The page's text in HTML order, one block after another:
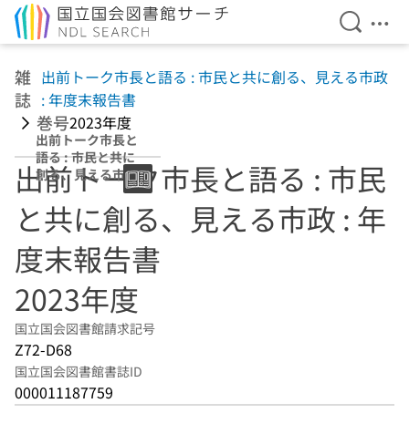
検索を
メ
雑
誌
出前トーク市長と語る : 市民と共に創る、見える市政
: 年度末報告書
巻号2023年度
出前トーク市長と
語る : 市民と共に
創る、見える市政
: 年度末報告書
2023年度
出前トーク市長と語る : 市民
と共に創る、見える市政 : 年
度末報告書
2023年度
国立国会図書館請求記号
Z72-D68
国立国会図書館書誌ID
000011187759